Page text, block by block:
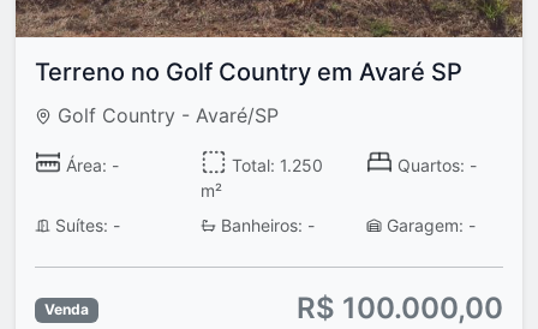
Terreno no Golf Country em Avaré SP
Golf Country - Avaré/SP
Área: -
Total: 1.250
m²
Quartos: -
Suítes: - Banheiros: - Garagem: -
Venda R$ 100.000,00